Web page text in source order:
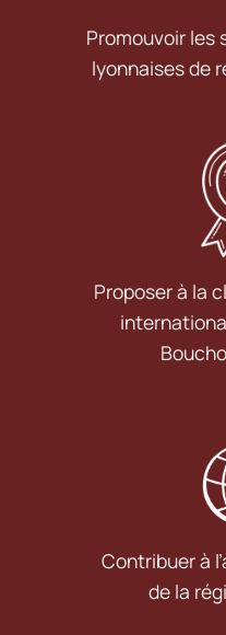
Promouvoir les
lyonnaises de
Proposer à la
Contribuer à
de la